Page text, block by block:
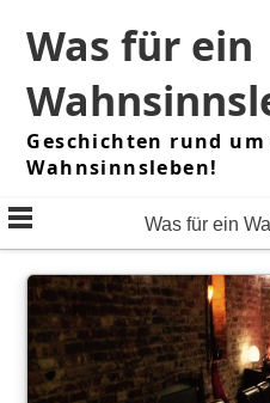
content
Was für ein
Geschichten rund um
Wahnsinnsleben!
Was für ein